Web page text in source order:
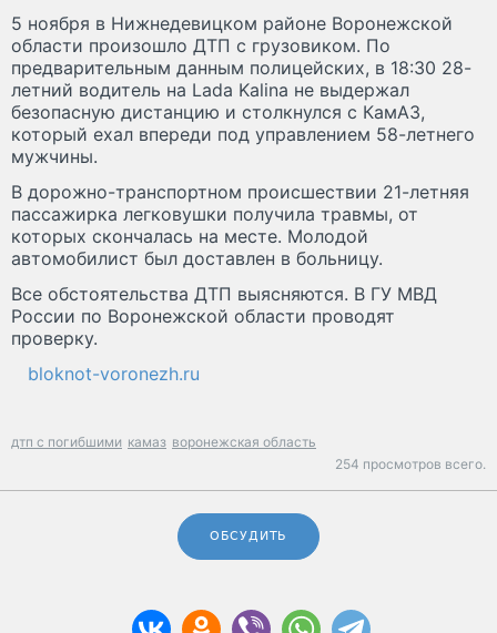
5 ноября в Нижнедевицком районе Воронежской
области произошло ДТП с грузовиком. По
предварительным данным полицейских, в 18:30 28-
летний водитель на Lada Kalina не выдержал
безопасную дистанцию и столкнулся с КамАЗ,
который ехал впереди под управлением 58-летнего
мужчины.
В дорожно-транспортном происшествии 21-летняя
пассажирка легковушки получила травмы, от
которых скончалась на месте. Молодой
автомобилист был доставлен в больницу.
Все обстоятельства ДТП выясняются. В ГУ МВД
России по Воронежской области проводят
проверку.
bloknot-voronezh.ru
дтп с погибшими камаз воронежская область
254 просмотров всего.
ОБСУДИТЬ